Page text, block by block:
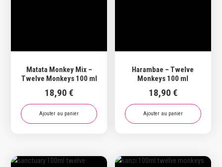
Matata Monkey Mix –
Twelve Monkeys 100 ml
18,90€
Ajouter au panier
Harambae – Twelve
Monkeys 100 ml
18,90 €
Ajouter au panier